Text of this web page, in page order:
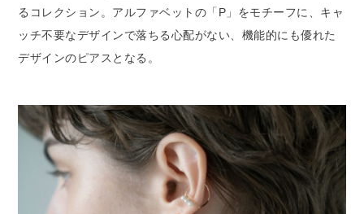
るコレクション。アルファベットの「P」をモチーフに、キャ
ッチ不要なデザインで落ちる心配がない、機能的にも優れた
デザインのピアスとなる。